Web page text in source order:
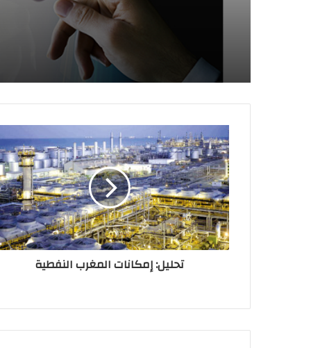
الصناعة التقليدية:
المستفيدة من دعم
التكوين بالتدرج المهني
تحليل: إمكانات المغرب النفطية